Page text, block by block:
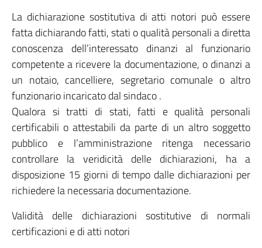
La dichiarazione sostitutiva di atti notori può essere
fatta dichiarando fatti, stati o qualità personali a diretta
conoscenza dell’interessato dinanzi al funzionario
competente a ricevere la documentazione, o dinanzi a
un notaio, cancelliere, segretario comunale o altro
funzionario incaricato dal sindaco .
Qualora si tratti di stati, fatti e qualità personali
certificabili o attestabili da parte di un altro soggetto
pubblico e l’amministrazione ritenga necessario
controllare la veridicità delle dichiarazioni, ha a
disposizione 15 giorni di tempo dalle dichiarazioni per
richiedere la necessaria documentazione.
Validità delle dichiarazioni sostitutive di normali
certificazioni e di atti notori